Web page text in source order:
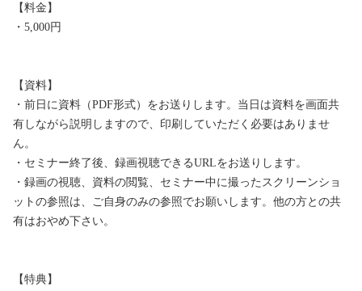
【料金】
・5,000円
【資料】
・前日に資料（PDF形式）をお送りします。当日は資料を画面共
有しながら説明しますので、印刷していただく必要はありませ
ん。
・セミナー終了後、録画視聴できるURLをお送りします。
・録画の視聴、資料の閲覧、セミナー中に撮ったスクリーンショ
ットの参照は、ご自身のみの参照でお願いします。他の方との共
有はおやめ下さい。
【特典】